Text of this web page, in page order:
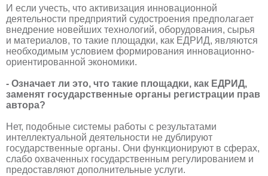
И если учесть, что активизация инновационной
деятельности предприятий судостроения предполагает
внедрение новейших технологий, оборудования, сырья
и материалов, то такие площадки, как ЕДРИД, являются
необходимым условием формирования инновационно-
ориентированной экономики.
- Означает ли это, что такие площадки, как ЕДРИД,
заменят государственные органы регистрации прав
автора?
Нет, подобные системы работы с результатами
интеллектуальной деятельности не дублируют
государственные органы. Они функционируют в сферах,
слабо охваченных государственным регулированием и
предоставляют дополнительные услуги.